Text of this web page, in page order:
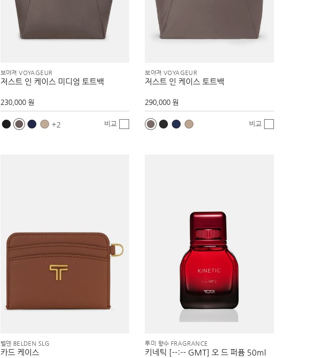
보야져 VOYAGEUR
저스트 인 케이스 미디엄 토트백
230,000 원
2 비교
보야져 VOYAGEUR
저스트 인 케이스 토트백
290,000 원
비교
벨덴 BELDEN SLG
카드 케이스
투미 향수 FRAGRANCE
키네틱 [--:-- GMT] 오 드 퍼퓸 50ml